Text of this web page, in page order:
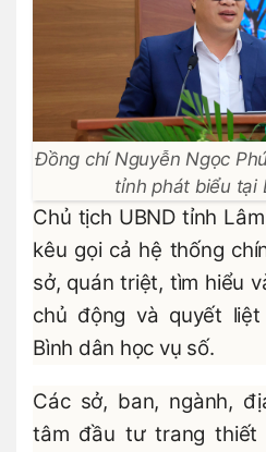
Đồng chí Nguyễn Ngọc
tỉnh phát biểu tại
Chủ tịch UBND tỉnh
kêu gọi cả hệ thống
sở, quán triệt, tìm hiểu
chủ động và quyết
Bình dân học vụ số.
Các sở, ban, ngành,
tâm đầu tư trang thiết